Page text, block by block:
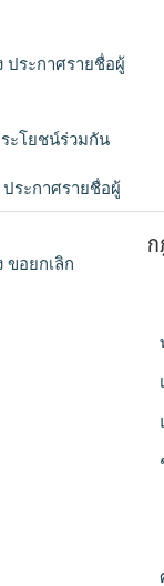
ประกาศรายชื่อผู้
ะโยชน์ร่วมกัน
ระกาศรายชื่อผู้
ขอยกเลิก